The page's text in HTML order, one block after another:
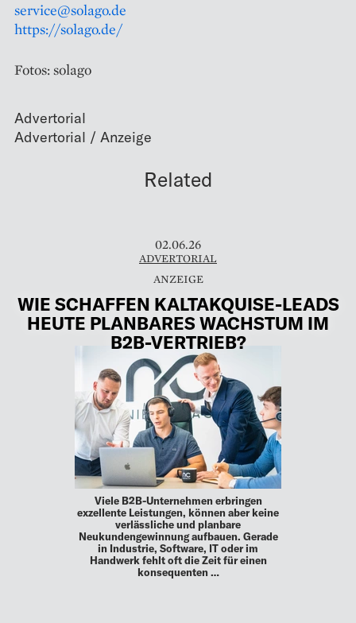
service@solago.de
https://solago.de/
Fotos: solago
Advertorial
Related
02.06.26
ADVERTORIAL
WIE SCHAFFEN KALTAKQUISE-LEADS
HEUTE PLANBARES WACHSTUM IM
B2B-VERTRIEB?
Viele B2B-Unternehmen erbringen
exzellente Leistungen, können aber keine
verlässliche und planbare
Neukundengewinnung aufbauen. Gerade
in Industrie, Software, IT oder im
Handwerk fehlt oft die Zeit für einen
konsequenten …